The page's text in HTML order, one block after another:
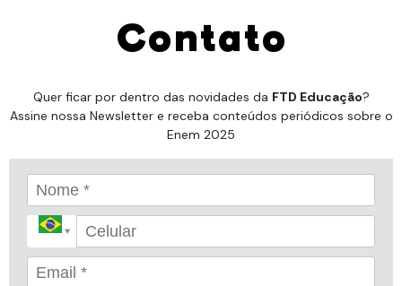
Contato
Quer ficar por dentro das novidades da FTD Educação?
Assine nossa Newsletter e receba conteúdos periódicos sobre o
Enem 2025